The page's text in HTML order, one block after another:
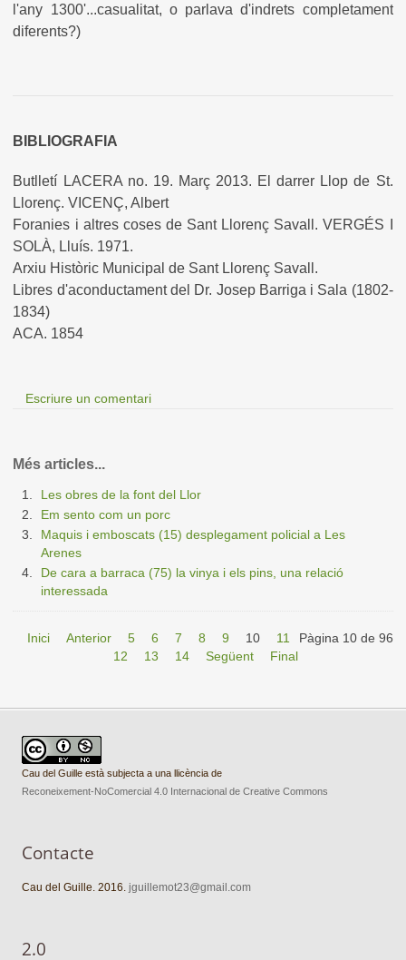
l'any 1300'...casualitat, o parlava d'indrets completament
diferents?)
BIBLIOGRAFIA
Butlletí LACERA no. 19. Març 2013. El darrer Llop de St.
Llorenç. VICENÇ, Albert
Foranies i altres coses de Sant Llorenç Savall. VERGÉS I
SOLÀ, Lluís. 1971.
Arxiu Històric Municipal de Sant Llorenç Savall.
Libres d'aconductament del Dr. Josep Barriga i Sala (1802-
1834)
ACA. 1854
Escriure un comentari
Més articles...
Les obres de la font del Llor
Em sento com un porc
Maquis i emboscats (15) desplegament policial a Les
Arenes
De cara a barraca (75) la vinya i els pins, una relació
interessada
Pàgina 10 de 96
Inici Anterior 5 6 7 8 9 10
11
12
13 14 Següent Final
Cau del Guille està subjecta a una llicència de
Reconeixement-NoComercial 4.0 Internacional de Creative Commons
Contacte
Cau del Guille. 2016.jguillemot23@gmail.com
2.0